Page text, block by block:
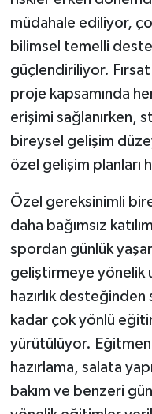
müdahale ediliyor,
bilimsel temelli
güçlendiriliyor.
proje kapsamında
erişimi sağlanırken,
bireysel gelişim
özel gelişim planları
Özel gereksinimli
daha bağımsız
spordan günlük
geliştirmeye yönelik
hazırlık desteğinden
kadar çok yönlü
yürütülüyor.
hazırlama, salata
bakım ve benzeri